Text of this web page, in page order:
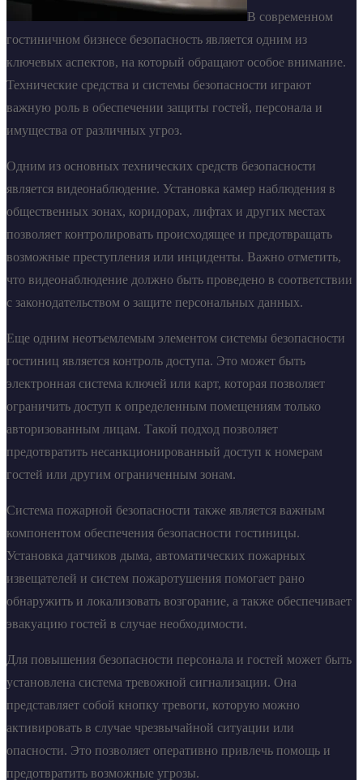
В современном
гостиничном бизнесе безопасность является одним из
ключевых аспектов, на который обращают особое внимание.
Технические средства и системы безопасности играют
важную роль в обеспечении защиты гостей, персонала и
имущества от различных угроз.
Одним из основных технических средств безопасности
является видеонаблюдение. Установка камер наблюдения в
общественных зонах, коридорах, лифтах и других местах
позволяет контролировать происходящее и предотвращать
возможные преступления или инциденты. Важно отметить,
что видеонаблюдение должно быть проведено в соответствии
с законодательством о защите персональных данных.
Еще одним неотъемлемым элементом системы безопасности
гостиниц является контроль доступа. Это может быть
электронная система ключей или карт, которая позволяет
ограничить доступ к определенным помещениям только
авторизованным лицам. Такой подход позволяет
предотвратить несанкционированный доступ к номерам
гостей или другим ограниченным зонам.
Система пожарной безопасности также является важным
компонентом обеспечения безопасности гостиницы.
Установка датчиков дыма, автоматических пожарных
извещателей и систем пожаротушения помогает рано
обнаружить и локализовать возгорание, а также обеспечивает
эвакуацию гостей в случае необходимости.
Для повышения безопасности персонала и гостей может быть
установлена система тревожной сигнализации. Она
представляет собой кнопку тревоги, которую можно
активировать в случае чрезвычайной ситуации или
опасности. Это позволяет оперативно привлечь помощь и
предотвратить возможные угрозы.